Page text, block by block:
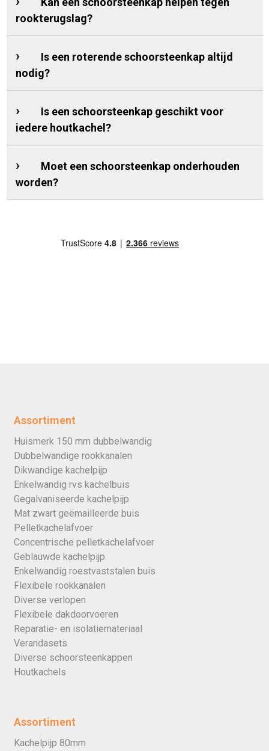
rookterugslag?
Is een roterende schoorsteenkap altijd
nodig?
Is een schoorsteenkap geschikt voor
iedere houtkachel?
Moet een schoorsteenkap onderhouden
worden?
Assortiment
Huismerk 150 mm dubbelwandig
Dubbelwandige rookkanalen
Dikwandige kachelpijp
Enkelwandig rvs kachelbuis
Gegalvaniseerde kachelpijp
Mat zwart geëmailleerde buis
Pelletkachelafvoer
Concentrische pelletkachelafvoer
Geblauwde kachelpijp
Enkelwandig roestvaststalen buis
Flexibele rookkanalen
Diverse verlopen
Flexibele dakdoorvoeren
Reparatie- en isolatiemateriaal
Verandasets
Diverse schoorsteenkappen
Houtkachels
Assortiment
Kachelpijp 80mm